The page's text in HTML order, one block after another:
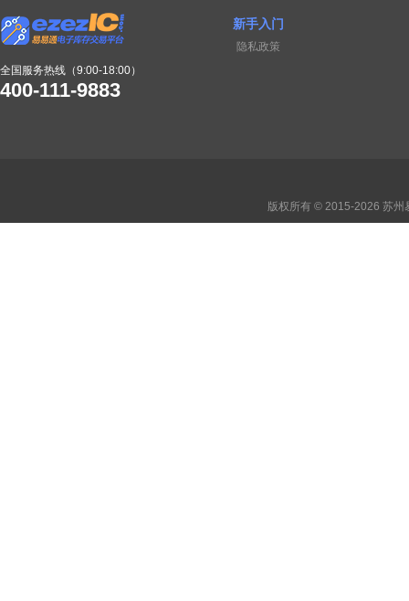
全国服务热线（9:00-18:00）
400-111-9883
新手入门
隐私政策
版权所有 © 2015-2026 苏州